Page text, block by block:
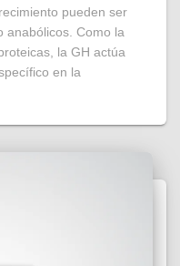
pueden ser
anabólicos. Como la
la GH actúa
en la